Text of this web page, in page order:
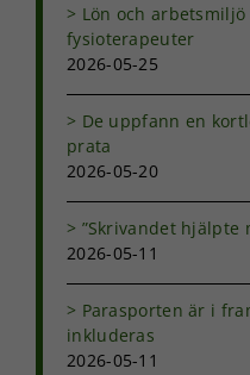
Lön och
fysioterapeuter
2026-05-25
De uppfann en
prata
2026-05-20
”Skrivandet hjälpte
2026-05-11
Parasporten är i
inkluderas
2026-05-11